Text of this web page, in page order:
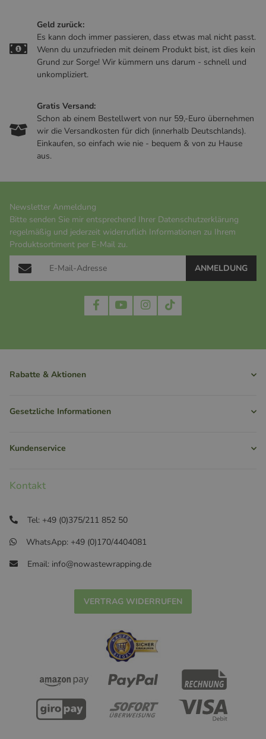
Geld zurück:
Es kann doch immer passieren, dass etwas mal nicht passt.
Wenn du unzufrieden mit deinem Produkt bist, ist dies kein
Grund zur Sorge! Wir kümmern uns darum - schnell und
unkompliziert.
Gratis Versand:
Schon ab einem Bestellwert von nur 59,-Euro übernehmen
wir die Versandkosten für dich (innerhalb Deutschlands).
Einkaufen, so einfach wie nie - bequem & von zu Hause
aus.
Newsletter Anmeldung
Bitte senden Sie mir entsprechend Ihrer Datenschutzerklärung
regelmäßig und jederzeit widerruflich Informationen zu Ihrem
Produktsortiment per E-Mail zu.
ANMELDUNG
Rabatte & Aktionen
Gesetzliche Informationen
Kundenservice
Kontakt
Tel: +49 (0)375/211 852 50
WhatsApp: +49 (0)170/4404081
Email: info@nowastewrapping.de
VERTRAG WIDERRUFEN